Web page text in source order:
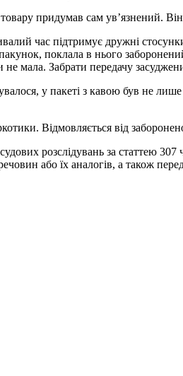
придумав сам ув’язнений.
час підтримує дружні
поклала в нього
мала. Забрати передачу
у пакеті з кавою був не
Відмовляється від
розслідувань за статтею
або їх аналогів, а також